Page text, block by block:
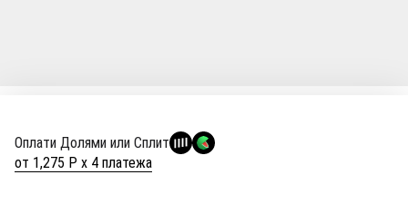
Оплати Долями или Сплит
от 1,275 Р х 4 платежа